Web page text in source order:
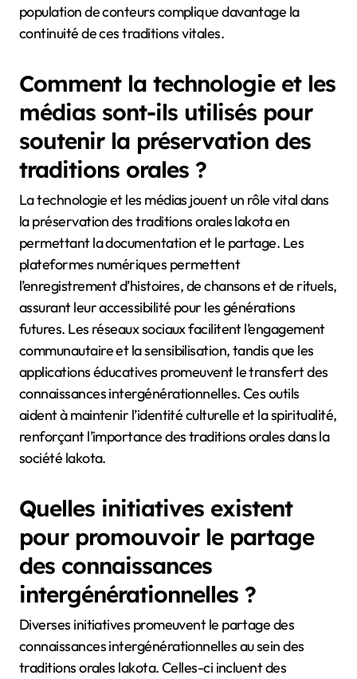
population de conteurs complique davantage la
continuité de ces traditions vitales.
Comment la technologie et les
médias sont-ils utilisés pour
soutenir la préservation des
traditions orales ?
La technologie et les médias jouent un rôle vital dans
la préservation des traditions orales lakota en
permettant la documentation et le partage. Les
plateformes numériques permettent
l’enregistrement d’histoires, de chansons et de rituels,
assurant leur accessibilité pour les générations
futures. Les réseaux sociaux facilitent l’engagement
communautaire et la sensibilisation, tandis que les
applications éducatives promeuvent le transfert des
connaissances intergénérationnelles. Ces outils
aident à maintenir l’identité culturelle et la spiritualité,
renforçant l’importance des traditions orales dans la
société lakota.
Quelles initiatives existent
pour promouvoir le partage
des connaissances
intergénérationnelles ?
Diverses initiatives promeuvent le partage des
connaissances intergénérationnelles au sein des
traditions orales lakota. Celles-ci incluent des